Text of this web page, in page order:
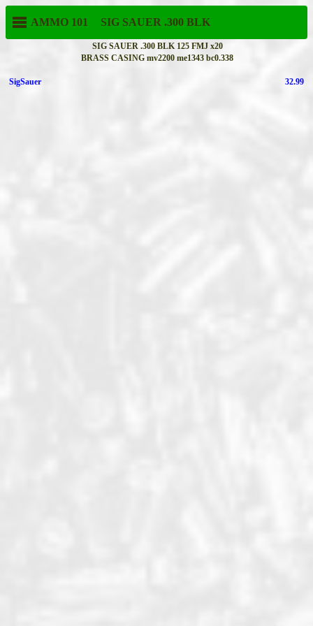
AMMO 101 SIG SAUER .300 BLK
SIG SAUER .300 BLK 125 FMJ x20
BRASS CASING mv2200 me1343 bc0.338
SigSauer 32.99